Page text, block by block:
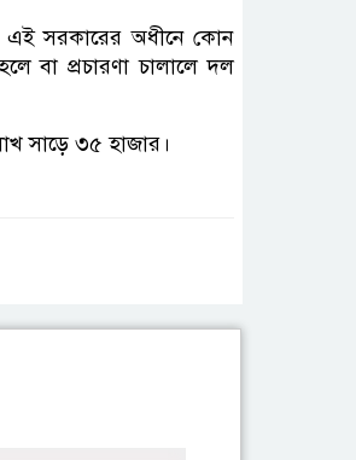
এই সরকারের অধীনে কোন
বা প্রচারণা চালালে দল
সাড়ে ৩৫ হাজার।